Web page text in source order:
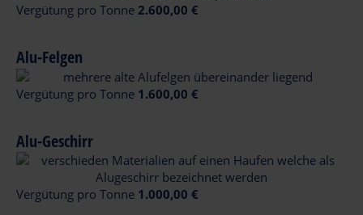
Vergütung pro Tonne 2.600,00 €
Alu-Felgen
Vergütung pro Tonne 1.600,00 €
Alu-Geschirr
Vergütung pro Tonne 1.000,00 €